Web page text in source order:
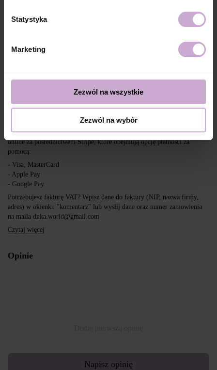
Statystyka
Marketing
Zezwól na wszystkie
Zezwól na wybór
Darmowa dostawa przy zakupach powyżej 650 zł.
Chcemy, aby zakupy były szybkie i łatwe, dlatego akceptujemy płatności
online za pośrednictwem Stripe, które obejmują opcję płatności za
pomocą:
- Visa, MasterCard
- Apple Pay
- Google Pay
Potrzebujesz fakturę VAT? Wpisz dane do faktury (NIP, nazwa firmy,
adres) w okienku "komentarz" lub wyslij dane oraz numer zamowienia
na maila dnka.world@gmail.com
Czytaj więcej
Opinie
Napisz opinię